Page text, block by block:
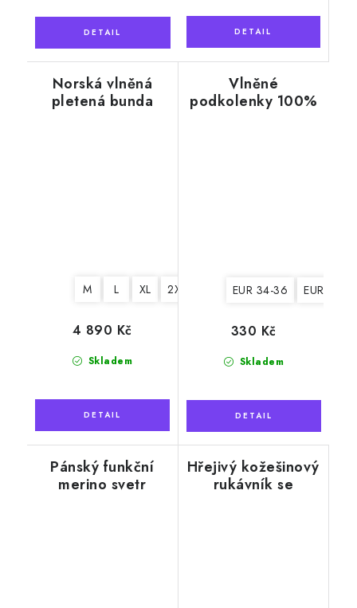
Norská vlněná
pletená bunda
M L XL 2XL
Skladem
4 890 Kč
Vlněné
podkolenky 100%
EUR 34-36 EUR 36-
Skladem
330 Kč
Pánský funkční
merino svetr
Hřejivý kožešinový
rukávník se